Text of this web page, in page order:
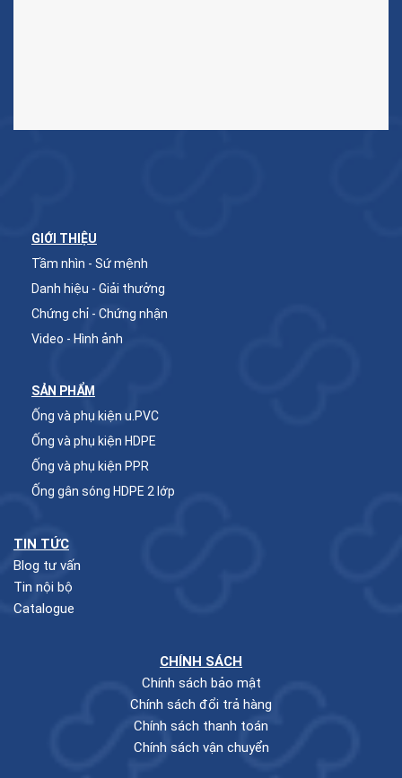
GIỚI THIỆU
Tầm nhìn - Sứ mệnh
Danh hiệu - Giải thưởng
Chứng chỉ - Chứng nhận
Video - Hình ảnh
SẢN PHẨM
Ống và phụ kiện u.PVC
Ống và phụ kiện HDPE
Ống và phụ kiện PPR
Ống gân sóng HDPE 2 lớp
TIN TỨC
Blog tư vấn
Tin nội bộ
Catalogue
CHÍNH SÁCH
Chính sách bảo mật
Chính sách đổi trả hàng
Chính sách thanh toán
Chính sách vận chuyển